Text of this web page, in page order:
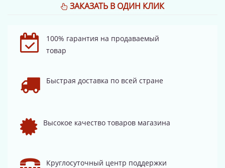
ЗАКАЗАТЬ В ОДИН КЛИК
100% гарантия на продаваемый
товар
Быстрая доставка по всей стране
Высокое качество товаров магазина
Круглосуточный центр поддержки